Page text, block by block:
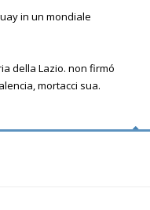
in un mondiale
della Lazio. non firmó
mortacci sua.